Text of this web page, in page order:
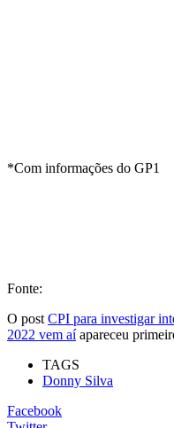
*Com informações do GP1
Fonte:
O post CPI para investigar
2022 vem aíapareceu
TAGS
Donny Silva
Facebook